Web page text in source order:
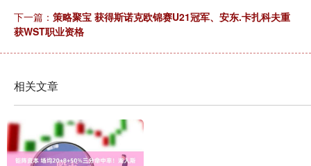
下一篇： 策略聚宝 获得斯诺克欧锦赛U21冠军、安东.卡扎科夫重
获WST职业资格
相关文章